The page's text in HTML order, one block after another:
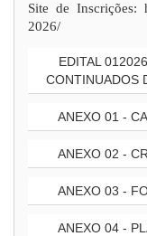
Site de Inscrições:
2026/
EDITAL
CONTINUADOS
ANEXO 01 -
ANEXO 02 -
ANEXO 03 -
ANEXO 04 -